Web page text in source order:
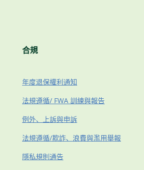
合規
年度退保權利通知
法規遵循/ FWA 訓練與報告
例外、上訴與申訴
法規遵循/欺詐、浪費與濫用舉報
隱私規則通告